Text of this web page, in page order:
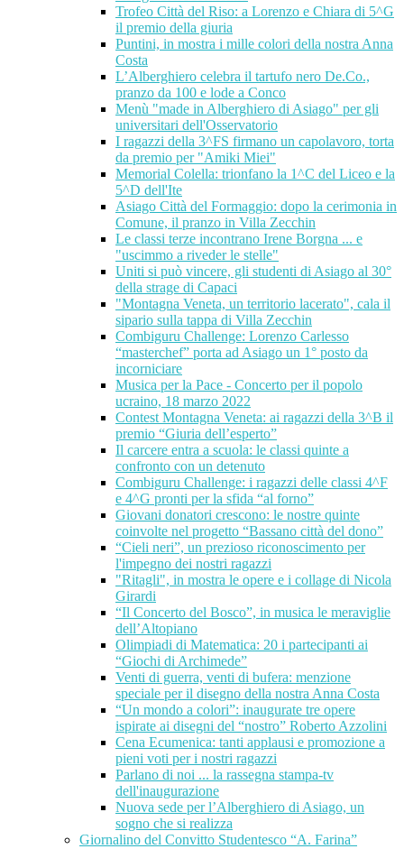
Trofeo Città del Riso: a Lorenzo e Chiara di 5^G
il premio della giuria
Puntini, in mostra i mille colori della nostra Anna
Costa
L’Alberghiero celebra il tartufo nero De.Co.,
pranzo da 100 e lode a Conco
Menù "made in Alberghiero di Asiago" per gli
universitari dell'Osservatorio
I ragazzi della 3^FS firmano un capolavoro, torta
da premio per "Amiki Miei"
Memorial Colella: trionfano la 1^C del Liceo e la
5^D dell'Ite
Asiago Città del Formaggio: dopo la cerimonia in
Comune, il pranzo in Villa Zecchin
Le classi terze incontrano Irene Borgna ... e
"uscimmo a riveder le stelle"
Uniti si può vincere, gli studenti di Asiago al 30°
della strage di Capaci
"Montagna Veneta, un territorio lacerato", cala il
sipario sulla tappa di Villa Zecchin
Combiguru Challenge: Lorenzo Carlesso
“masterchef” porta ad Asiago un 1° posto da
incorniciare
Musica per la Pace - Concerto per il popolo
ucraino, 18 marzo 2022
Contest Montagna Veneta: ai ragazzi della 3^B il
premio “Giuria dell’esperto”
Il carcere entra a scuola: le classi quinte a
confronto con un detenuto
Combiguru Challenge: i ragazzi delle classi 4^F
e 4^G pronti per la sfida “al forno”
Giovani donatori crescono: le nostre quinte
coinvolte nel progetto “Bassano città del dono”
“Cieli neri”, un prezioso riconoscimento per
l'impegno dei nostri ragazzi
"Ritagli", in mostra le opere e i collage di Nicola
Girardi
“Il Concerto del Bosco”, in musica le meraviglie
dell’Altopiano
Olimpiadi di Matematica: 20 i partecipanti ai
“Giochi di Archimede”
Venti di guerra, venti di bufera: menzione
speciale per il disegno della nostra Anna Costa
“Un mondo a colori”: inaugurate tre opere
ispirate ai disegni del “nostro” Roberto Azzolini
Cena Ecumenica: tanti applausi e promozione a
pieni voti per i nostri ragazzi
Parlano di noi ... la rassegna stampa-tv
dell'inaugurazione
Nuova sede per l’Alberghiero di Asiago, un
sogno che si realizza
Giornalino del Convitto Studentesco “A. Farina”